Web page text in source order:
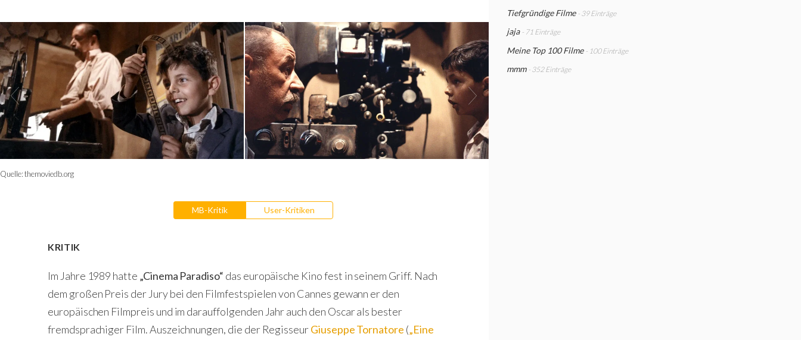
Quelle:themoviedb.org
MB-Kritik User-Kritiken
KRITIK
Im Jahre 1989 hatte „Cinema Paradiso“ das europäische Kino fest in seinem Griff. Nach
dem großen Preis der Jury bei den Filmfestspielen von Cannes gewann er den
europäischen Filmpreis und im darauffolgenden Jahr auch den Oscar als bester
fremdsprachiger Film. Auszeichnungen, die der RegisseurGiuseppe Tornatore („Eine
Tiefgründige Filme - 39 Einträge
jaja - 71 Einträge
Meine Top 100 Filme - 100 Einträge
mmm - 352 Einträge